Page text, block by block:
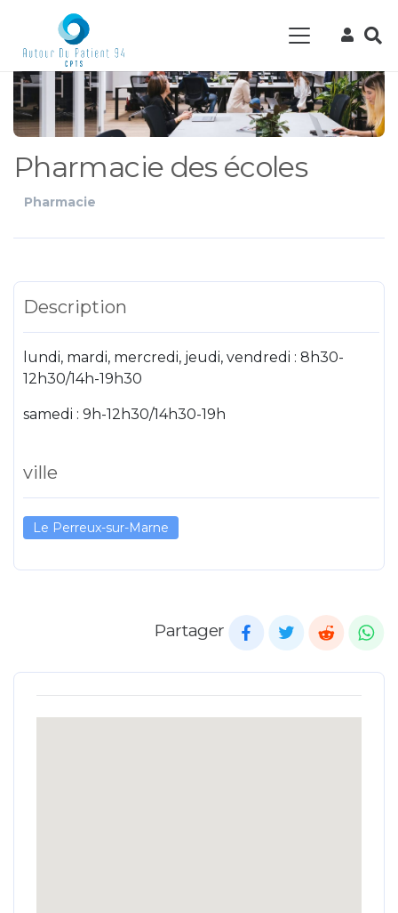
Pharmacie des écoles
Pharmacie
Description
lundi, mardi, mercredi, jeudi, vendredi : 8h30-
12h30/14h-19h30
samedi : 9h-12h30/14h30-19h
ville
Le Perreux-sur-Marne
Partager